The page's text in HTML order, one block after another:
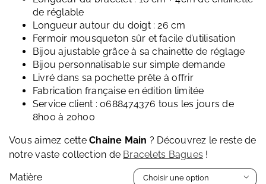
de réglable
Longueur autour du doigt : 26 cm
Fermoir mousqueton sûr et facile d’utilisation
Bijou ajustable grâce à sa chainette de réglage
Bijou personnalisable sur simple demande
Livré dans sa pochette prête à offrir
Fabrication française en édition limitée
Service client : 0688474376 tous les jours de
8h00 à 20h00
Vous aimez cetteChaine Main ? Découvrez le reste de
notre vaste collection de Bracelets Bagues !
Matière
